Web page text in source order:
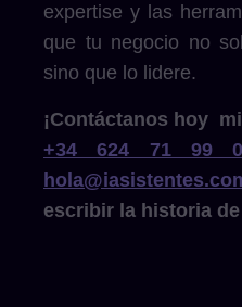
expertise y las
que tu negocio no
sino que lo lidere.
¡Contáctanos hoy
+34 624 71 99
escribir la historia